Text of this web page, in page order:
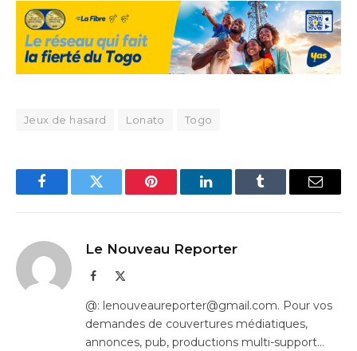
Jeux de hasard Lonato Togo
FacebookTwitter Pinterest LinkedInTumblr Email
Le Nouveau Reporter
Facebook
@: lenouveaureporter@gmail.com. Pour vos
demandes de couvertures médiatiques,
annonces, pub, productions multi-support…